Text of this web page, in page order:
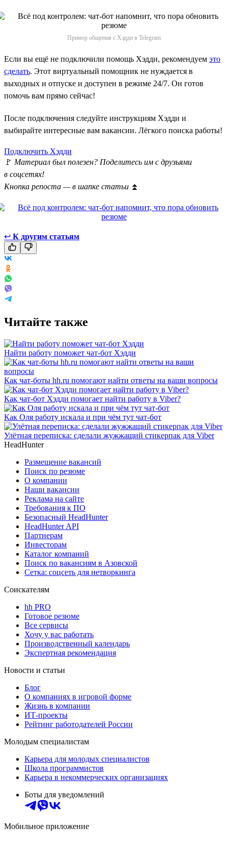
Пример общения с Хэдди в Telegram
Если вы ещё не подключили помощь Хэдди, рекомендуем это
сделать. Этот виртуальный помощник не нуждается в
выходных и отпуске и доступен в режиме 24/7. Он готов
помочь вам прямо сейчас!
После подключения следуйте инструкциям Хэдди и
выбирайте интересные вам вакансии. Лёгкого поиска работы!
Подключить Хэдди
🚩 Материал был полезен? Поделитесь им с друзьями
в соцсетях!
Кнопка репоста — в шапке статьи ⏫
↩ К другим статьям
Читайте также
Найти работу поможет чат-бот Хэдди
Как чат-боты hh.ru помогают найти ответы на ваши вопросы
Как чат-бот Хэдди помогает найти работу в Viber?
Как Оля работу искала и при чём тут чат-бот
Улётная переписка: сделали жужжащий стикерпак для Viber
HeadHunter
Размещение вакансий
Поиск по резюме
О компании
Наши вакансии
Реклама на сайте
Требования к ПО
Безопасный HeadHunter
HeadHunter API
Партнерам
Инвесторам
Каталог компаний
Поиск по вакансиям в Азовской
Сетка: соцсеть для нетворкинга
Соискателям
hh PRO
Готовое резюме
Все сервисы
Хочу у вас работать
Производственный календарь
Экспертная рекомендация
Новости и статьи
Блог
О компаниях в игровой форме
Жизнь в компании
ИТ-проекты
Рейтинг работодателей России
Молодым специалистам
Карьера для молодых специалистов
Школа программистов
Карьера в некоммерческих организациях
Боты для уведомлений
Мобильное приложение